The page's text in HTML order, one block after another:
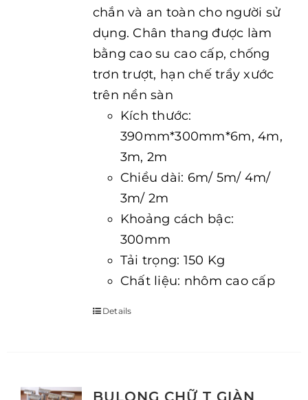
chắn và an toàn cho người sử
dụng. Chân thang được làm
bằng cao su cao cấp, chống
trơn trượt, hạn chế trầy xước
trên nền sàn
Kích thước:
390mm*300mm*6m, 4m,
3m, 2m
Chiều dài: 6m/ 5m/ 4m/
3m/ 2m
Khoảng cách bậc:
300mm
Tải trọng: 150 Kg
Chất liệu: nhôm cao cấp
Details
BULONG CHỮ T GIÀN